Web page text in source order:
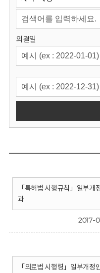
회
의결일
「특허법 시행규칙」일부개
과
2017-
「의료법 시행령」일부개